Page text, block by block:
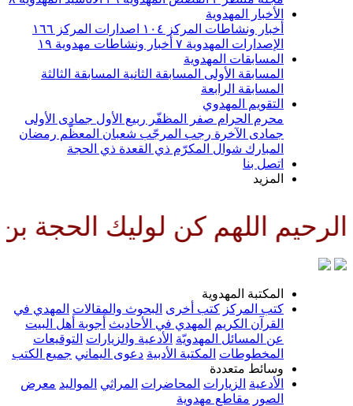
الأخبار المهدوية
أخبار ونشاطات المركز١٠٤ اصدارات المركز ١٦٦
الإصدارات المهدوية ٧ أخبار ونشاطات مهدوية١٩
المسابقات المهدوية
المسابقة الأولىالمسابقة الثانيةالمسابقة الثالثة
المسابقة الرابعة
التقويم المهدوي
محرم الحرامصفر المظفّرربيع الأولجمادى الأولى
جمادى الآخرةرجب المرجّبشعبان المعظّمرمضان
شوال المكرّمذي القعدةذي الحجة
كن لوليك الحجة بن الحسن
المكتبة المهدوية
كتب المركز
كتب أخرى البحوث والمقالات المهدي في
القرآن الكريم المهدي في الأحاديث أجوبة أهل البيت
عن المسائل المهدويّة الأدعية والزيارات التوقيعات
المكتبة الأدبية دعوى اليماني جميع الكتب
وسائط متعددة
الزيارات المحاضرات المراثي المواليد
معرض
مقاطع مهدوية